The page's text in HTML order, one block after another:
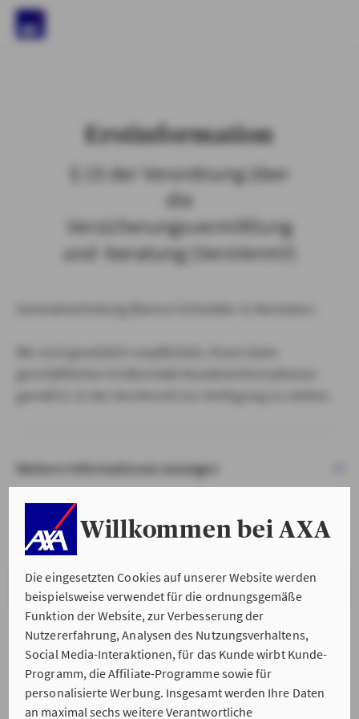
Willkommen bei AXA
Die eingesetzten Cookies auf unserer Website werden
beispielsweise verwendet für die ordnungsgemäße
Funktion der Website, zur Verbesserung der
Nutzererfahrung, Analysen des Nutzungsverhaltens,
Social Media-Interaktionen, für das Kunde wirbt Kunde-
Programm, die Affiliate-Programme sowie für
personalisierte Werbung. Insgesamt werden Ihre Daten
an maximal sechs weitere Verantwortliche
Erstinformation
§ 15 der Verordnung über
die
Versicherungsvermittlung
und -beratung (VersVermV)
Weitere Informationen anzeigen
VERSTANDEN & WEITER